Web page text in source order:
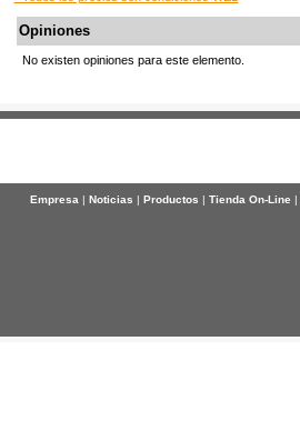
Opiniones
No existen opiniones para este elemento.
Empresa| Noticias | Productos | Tienda On-Line |